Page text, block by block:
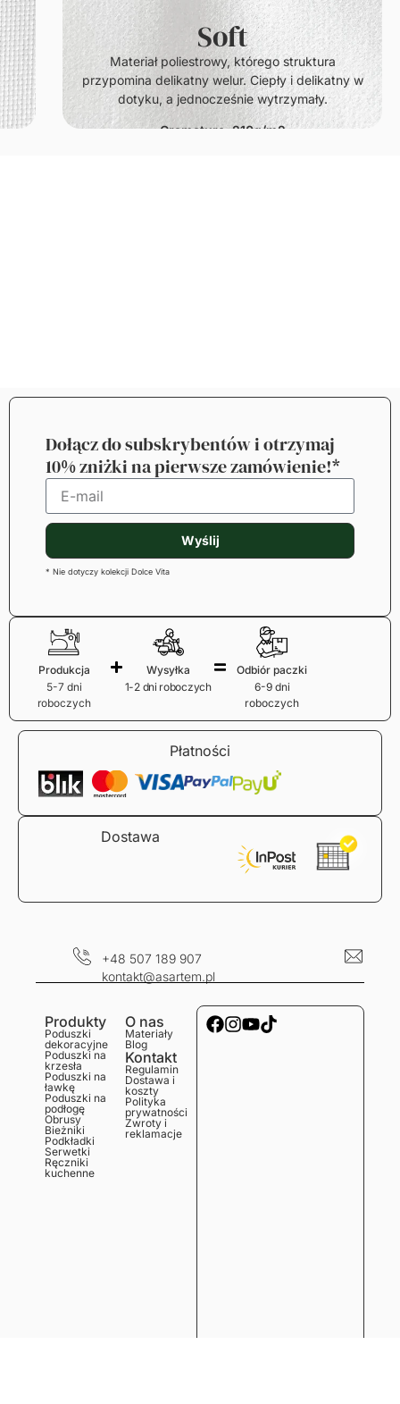
Soft
Materiał poliestrowy, którego struktura
przypomina delikatny welur. Ciepły i delikatny w
dotyku, a jednocześnie wytrzymały.
Gramatura: 210g/m2
Dołącz do subskrybentów i otrzymaj
10% zniżki na pierwsze zamówienie!*
Wyślij
* Nie dotyczy kolekcji Dolce Vita
Produkcja
5-7 dni
roboczych
Wysyłka
1-2 dni roboczych
Odbiór paczki
6-9 dni
roboczych
Płatności
Dostawa
+48 507 189 907
kontakt@asartem.pl
Produkty
Poduszki
dekoracyjne
Poduszki na
krzesła
Poduszki na
ławkę
Poduszki na
podłogę
Obrusy
Bieżniki
Podkładki
Serwetki
Ręczniki
kuchenne
O nas
Materiały
Blog
Kontakt
Regulamin
Dostawa i
koszty
Polityka
prywatności
Zwroty i
reklamacje